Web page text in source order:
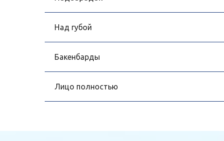
Над губой
Бакенбарды
Лицо полностью